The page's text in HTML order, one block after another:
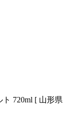
720ml [ 山形県